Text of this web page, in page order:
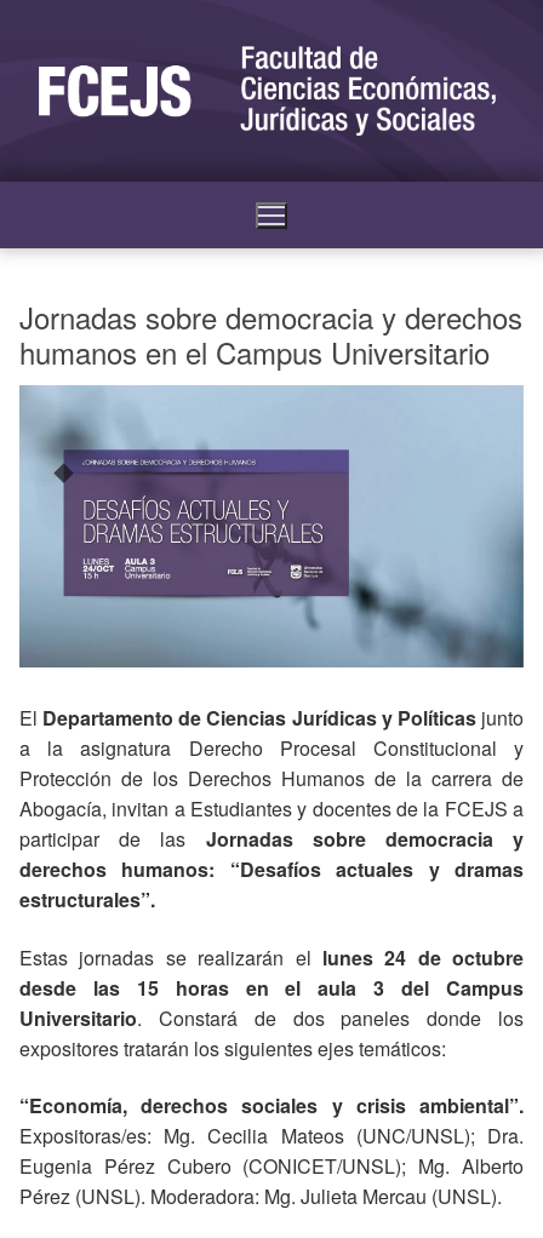
Jornadas sobre democracia y derechos
humanos en el Campus Universitario
El Departamento de Ciencias Jurídicas y Políticasjunto
a la asignatura Derecho Procesal Constitucional y
Protección de los Derechos Humanos de la carrera de
Abogacía, invitan a Estudiantes y docentes de la FCEJS a
participar de las Jornadas sobre democracia y
derechos humanos: “Desafíos actuales y dramas
estructurales”.
Estas jornadas se realizarán el lunes 24 de octubre
desde las 15 horas en el aula 3 del Campus
Universitario. Constará de dos paneles donde los
expositores tratarán los siguientes ejes temáticos:
“Economía, derechos sociales y crisis ambiental”.
Expositoras/es: Mg. Cecilia Mateos (UNC/UNSL); Dra.
Eugenia Pérez Cubero (CONICET/UNSL); Mg. Alberto
Pérez (UNSL). Moderadora: Mg. Julieta Mercau (UNSL).